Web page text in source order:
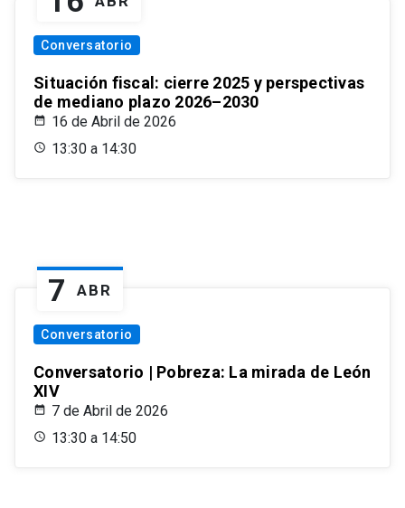
Conversatorio
Situación fiscal: cierre 2025 y perspectivas
de mediano plazo 2026–2030
16 de Abril de 2026
13:30 a 14:30
7 ABR
Conversatorio
Conversatorio | Pobreza: La mirada de León
XIV
7 de Abril de 2026
13:30 a 14:50